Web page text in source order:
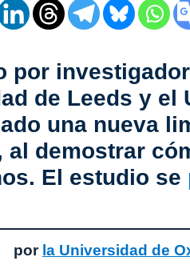
por
de Leeds y el
una nueva
al demostrar
El estudio se
por la Universidad de